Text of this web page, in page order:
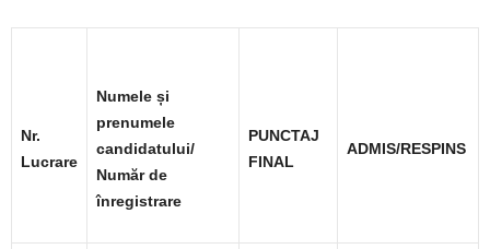
Nr.
Lucrare
Numele și
prenumele
candidatului/
Număr de
înregistrare
PUNCTAJ
FINAL
ADMIS/RESPINS